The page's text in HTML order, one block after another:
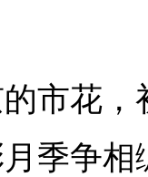
市花
季争相